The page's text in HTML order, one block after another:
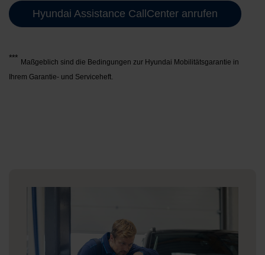
Hyundai Assistance CallCenter anrufen
*** Maßgeblich sind die Bedingungen zur Hyundai Mobilitätsgarantie in
Ihrem Garantie- und Serviceheft.